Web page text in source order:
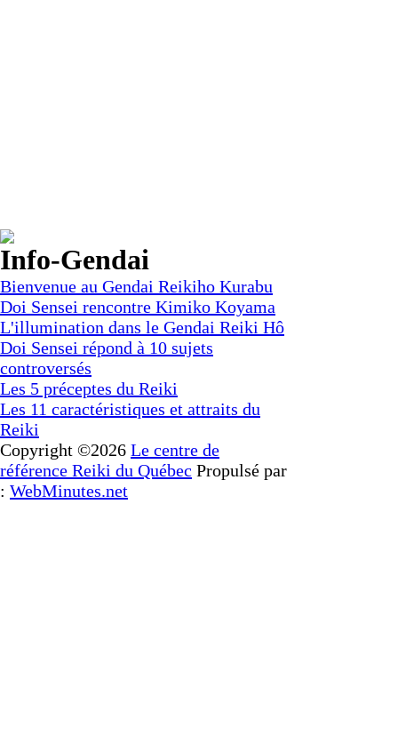
Info-Gendai
Bienvenue au Gendai Reikiho Kurabu
Doi Sensei rencontre Kimiko Koyama
L'illumination dans le Gendai Reiki Hô
Doi Sensei répond à 10 sujets
controversés
Les 5 préceptes du Reiki
Les 11 caractéristiques et attraits du
Reiki
Copyright ©2026 Le centre de
référence Reiki du Québec Propulsé par
: WebMinutes.net